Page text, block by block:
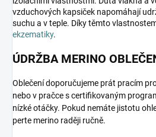
vzduchových kapsiček napomáhají
suchu a v teple. Díky těmto
ekzematiky.
ÚDRŽBA MERINO
Oblečení doporučujeme prát pracím
nebo v pračce s certifikovaným
nízké otáčky. Pokud nemáte jistotu
perte merino raději ručně.